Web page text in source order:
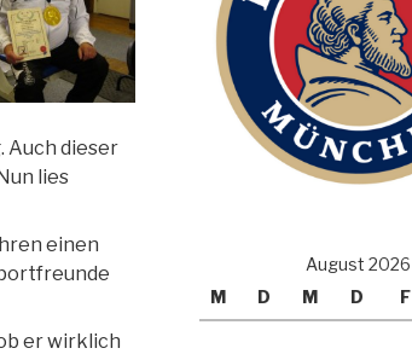
Auch dieser
lies
einen
er wirklich
August 2026
M
D M D F